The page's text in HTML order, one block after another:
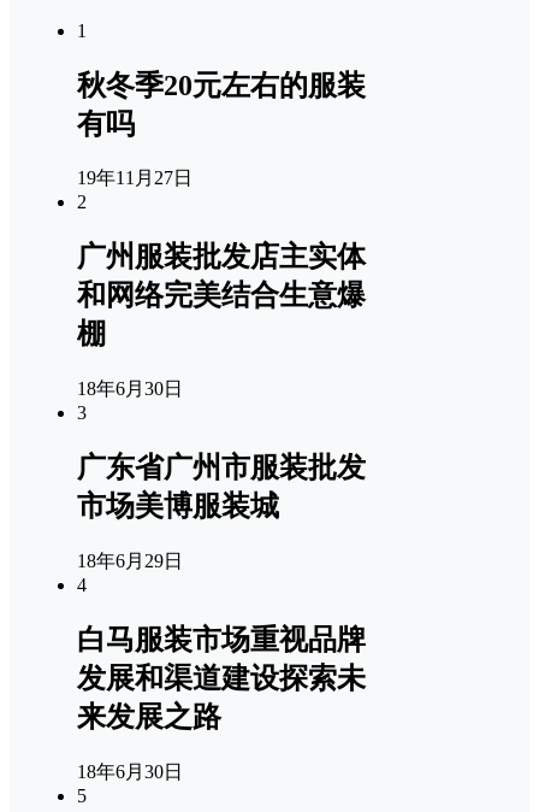
1
秋冬季20元左右的服装
有吗
19年11月27日
2
广州服装批发店主实体
和网络完美结合生意爆
棚
18年6月30日
3
广东省广州市服装批发
市场美博服装城
18年6月29日
4
白马服装市场重视品牌
发展和渠道建设探索未
来发展之路
18年6月30日
5